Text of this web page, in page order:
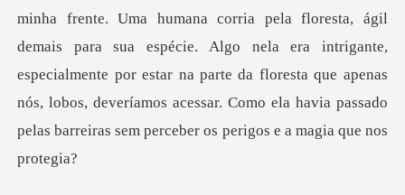
para sua espécie. Algo nela era intrigante,
especialmente por estar na parte da floresta que apenas
nós, lobos